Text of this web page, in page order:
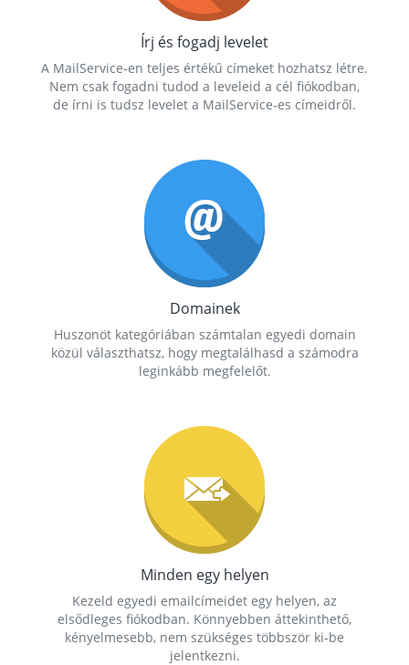
Írj és fogadj levelet
A MailService-en teljes értékű címeket hozhatsz létre.
Nem csak fogadni tudod a leveleid a cél fiókodban,
de írni is tudsz levelet a MailService-es címeidről.
Domainek
Huszonöt kategóriában számtalan egyedi domain
közül választhatsz, hogy megtalálhasd a számodra
leginkább megfelelőt.
Minden egy helyen
Kezeld egyedi emailcímeidet egy helyen, az
elsődleges fiókodban. Könnyebben áttekinthető,
kényelmesebb, nem szükséges többször ki-be
jelentkezni.